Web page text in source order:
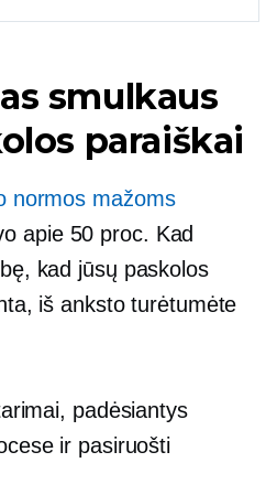
smulkaus
paraiškai
normos mažoms
apie 50 proc. Kad
kad jūsų paskolos
iš anksto turėtumėte
padėsiantys
ir pasiruošti